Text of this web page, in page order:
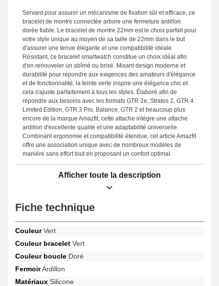
Servant pour assurer un mécanisme de fixation sûr et efficace, ce
bracelet de montre connectée arbore une fermeture ardillon
dorée fiable. Le bracelet de montre 22mm est le choix parfait pour
votre style unique au moyen de sa taille de 22mm dans le but
d'assurer une tenue élégante et une compatibilité idéale.
Résistant, ce bracelet smartwatch constitue un choix idéal afin
d'en renouveler un abîmé ou brisé. Mixant design moderne et
durabilité pour répondre aux exigences des amateurs d'élégance
et de fonctionnalité, la teinte verte inspire une élégance chic et
cela s'ajuste parfaitement à tous les styles. Élaboré afin de
répondre aux besoins avec les formats GTR 2e, Stratos 2, GTR 4
Limited Edition, GTR 3 Pro, Balance, GTR 2 et beaucoup plus
encore de la marque Amazfit, cette attache intègre une attache
ardillon d'excellente qualité et une adaptabilité universelle.
Combinant ergonomie et compatibilité étendue, cet article Amazfit
offre une association unique avec de nombreux modèles de
manière sans effort tout en proposant un confort optimal.
Afficher toute la description
Fiche technique
CouleurVert
Couleur bracelet Vert
Couleur boucle Doré
FermoirArdillon
Matériaux Silicone